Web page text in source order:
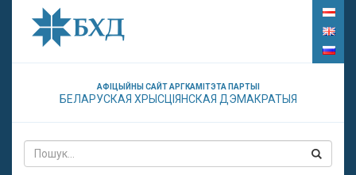
АФІЦЫЙНЫ САЙТ АРГКАМІТЭТА ПАРТЫІ
БЕЛАРУСКАЯ ХРЫСЦІЯНСКАЯ ДЭМАКРАТЫЯ